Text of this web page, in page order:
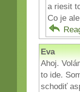
a riesit
Co je
Eva
Ahoj.
to ide.
schodiť